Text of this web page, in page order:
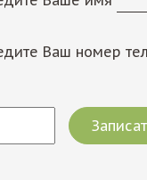
Ваш номер